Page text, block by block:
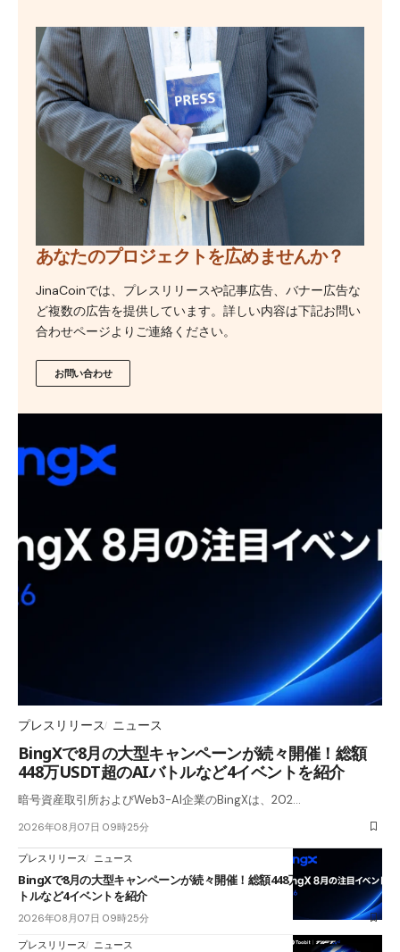
あなたのプロジェクトを広めませんか？
JinaCoinでは、プレスリリースや記事広告、バナー広告な
ど複数の広告を提供しています。詳しい内容は下記お問い
合わせページよりご連絡ください。
お問い合わせ
プレスリリース ニュース
BingXで8月の大型キャンペーンが続々開催！総額
448万USDT超のAIバトルなど4イベントを紹介
暗号資産取引所およびWeb3-AI企業のBingXは、202…
2026年08月07日 09時25分
プレスリリース ニュース
BingXで8月の大型キャンペーンが続々開催！総額448万USDT超のAIバ
トルなど4イベントを紹介
2026年08月07日 09時25分
プレスリリース ニュース